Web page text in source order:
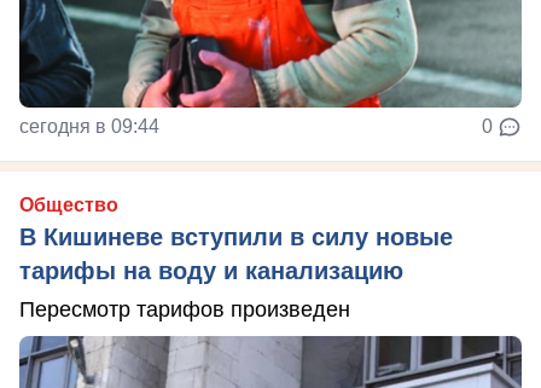
сегодня в 09:44 0
Общество
В Кишиневе вступили в силу новые
тарифы на воду и канализацию
Пересмотр тарифов произведен